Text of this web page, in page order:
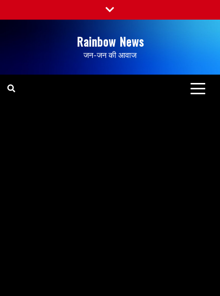
Rainbow News
जन-जन की आवाज